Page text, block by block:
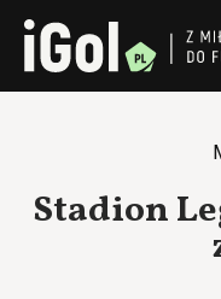
Stadion